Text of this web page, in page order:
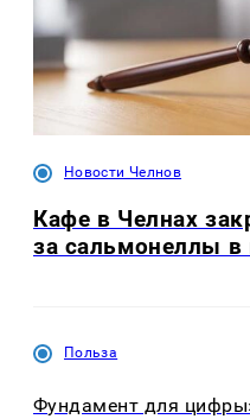
Новости Челнов
Кафе в Челнах
за сальмонеллы
Польза
Фундамент для